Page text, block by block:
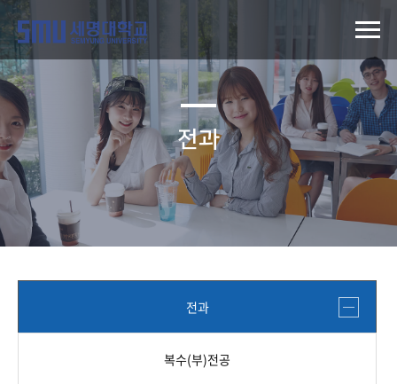
전과
전과
복수(부)전공